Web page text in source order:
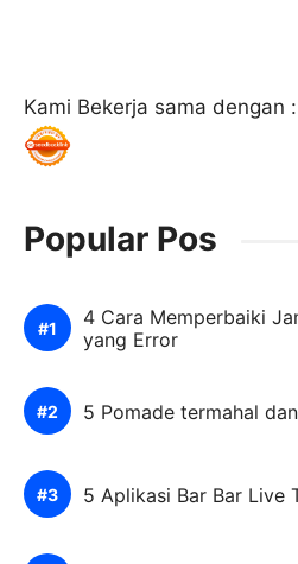
Kami Bekerja sama dengan :
Popular Pos
4 Cara Memperbaiki
yang Error
5 Pomade termahal
5 Aplikasi Bar Bar Live